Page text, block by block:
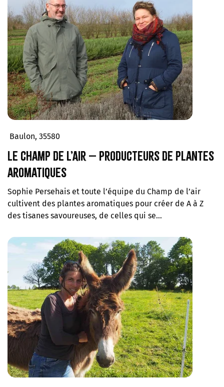
Baulon, 35580
Le champ de l’Air – Producteurs de plantes
aromatiques
Sophie Persehais et toute l’équipe du Champ de l’air
cultivent des plantes aromatiques pour créer de A à Z
des tisanes savoureuses, de celles qui se…